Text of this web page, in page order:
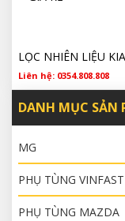
Liên hệ: 0354.808.808
DANH MỤC SẢN
MG
PHỤ TÙNG VINFAST
PHỤ TÙNG MAZDA